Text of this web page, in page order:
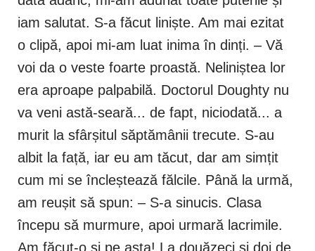
iam salutat. S-a făcut liniște. Am mai ezitat
o clipă, apoi mi-am luat inima în dinți. – Vă
voi da o veste foarte proastă. Neliniștea lor
era aproape palpabilă. Doctorul Doughty nu
va veni astă-seară... de fapt, niciodată... a
murit la sfârșitul săptămânii trecute. S-au
albit la față, iar eu am tăcut, dar am simțit
cum mi se încleștează fălcile. Până la urmă,
am reușit să spun: – S-a sinucis. Clasa
începu să murmure, apoi urmară lacrimile.
Am făcut-o și pe asta! La douăzeci și doi de